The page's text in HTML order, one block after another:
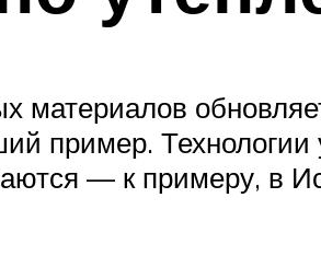
материалов
пример.
— к примеру, в